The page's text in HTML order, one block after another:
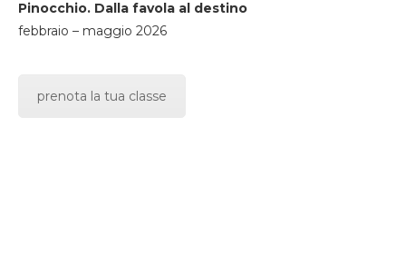
Pinocchio. Dalla favola al destino
febbraio – maggio 2026
prenota la tua classe